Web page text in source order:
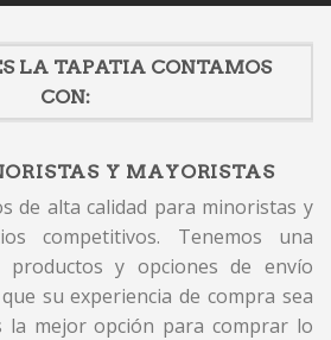
LA TAPATIA CONTAMOS
CON:
Y MAYORISTAS
de alta calidad para minoristas y
competitivos. Tenemos una
productos y opciones de envío
su experiencia de compra sea
la mejor opción para comprar lo